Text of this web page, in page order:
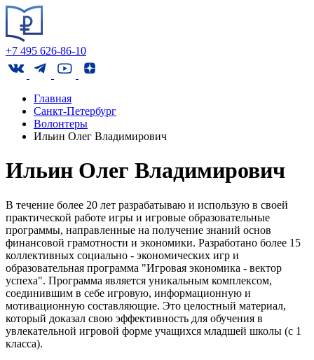
+7 495 626-86-10
Главная
Санкт-Петербург
Волонтеры
Ильин Олег Владимирович
Ильин Олег Владимирович
В течение более 20 лет разрабатываю и использую в своей
практической работе игры и игровые образовательные
программы, направленные на получение знаний основ
финансовой грамотности и экономики. Разработано более 15
коллективных социально - экономических игр и
образовательная программа "Игровая экономика - вектор
успеха". Программа является уникальным комплексом,
соединившим в себе игровую, информационную и
мотивационную составляющие. Это целостный материал,
который доказал свою эффективность для обучения в
увлекательной игровой форме учащихся младшей школы (с 1
класса).